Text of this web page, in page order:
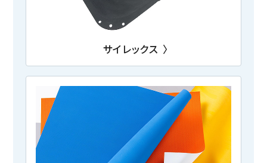
サイレックス 〉